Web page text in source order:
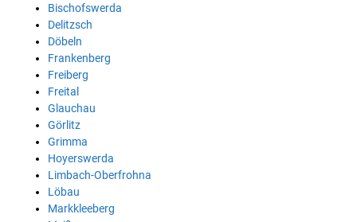
Bischofswerda
Delitzsch
Döbeln
Frankenberg
Freiberg
Freital
Glauchau
Görlitz
Grimma
Hoyerswerda
Limbach-Oberfrohna
Löbau
Markkleeberg